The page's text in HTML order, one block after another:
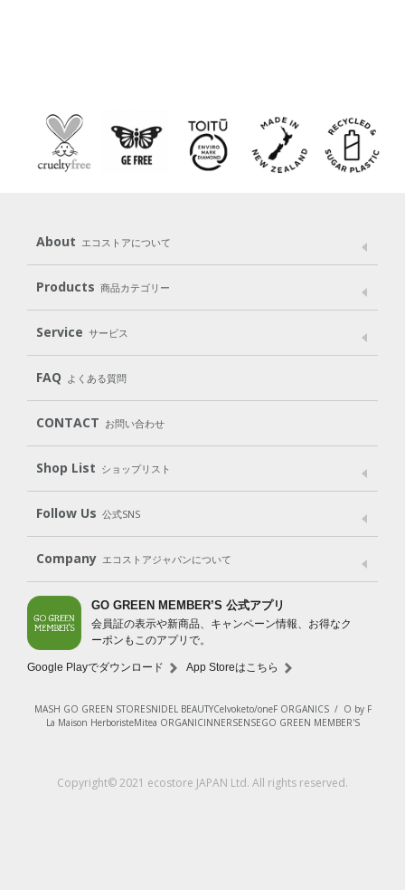
About エコストアについて
メッセージ ブランドストーリー
パッケージへのこだわり
動物実験をしない
Products 商品カテゴリー
Laundry
Body（ボディ） Hair（ヘア） Oral care（オーラルケア）
Goods （グッズ）
Gift set
Service サービス
User Guide
Subscription（定期便）
FAQ よくある質問
CONTACT お問い合わせ
Shop List ショップリスト
Shop List
Follow Us 公式SNS
LINE＠ Instagram Facebook
Company エコストアジャパンについて
会社案内 ご利用規約
プライバシーポリシー
特定商取引法に基づく表示
免責事項
法人会員サービス
New Zealand Site
GO GREEN MEMBER’S 公式アプリ
会員証の表示や新商品、キャンペーン情報、お得なク
ーポンもこのアプリで。
Google Playでダウンロード App Storeはこちら
MASH GO GREEN STORESNIDEL BEAUTYCelvoketo/oneF ORGANICS/ O by F
La Maison HerboristeMitea ORGANICINNERSENSEGO GREEN MEMBER'S
Copyright© 2021 ecostore JAPAN Ltd. All rights reserved.